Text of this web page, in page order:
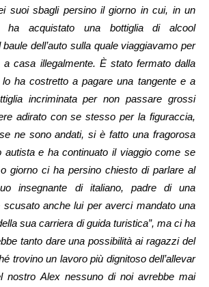
suoi sbagli persino il giorno in cui, in un
ha acquistato una bottiglia di alcool
dell’auto sulla quale viaggiavamo per
a casa illegalmente. È stato fermato dalla
ha costretto a pagare una tangente e a
incriminata per non passare grossi
adirato con se stesso per la figuraccia,
ne sono andati, si è fatto una fragorosa
autista e ha continuato il viaggio come se
giorno ci ha persino chiesto di parlare al
insegnante di italiano, padre di una
anche lui per averci mandato una
sua carriera di guida turistica”, ma ci ha
tanto dare una possibilità ai ragazzi del
trovino un lavoro più dignitoso dell’allevar
nostro Alex nessuno di noi avrebbe mai